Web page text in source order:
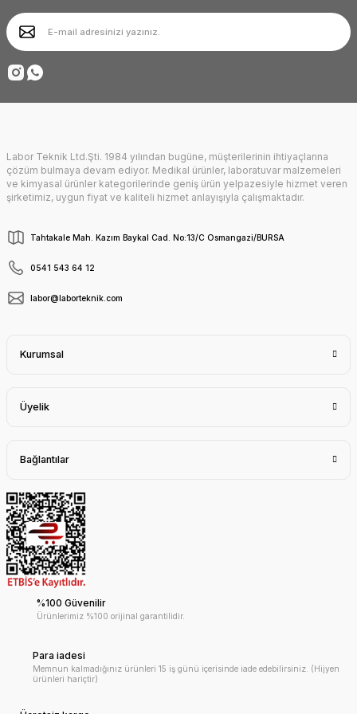
Ürün fiyatı diğer sitelerden daha pahalı.
Bu ürüne benzer farklı alternatifler olmalı.
Gönder
Deneyimini Paylaş
Labor Teknik Ltd.Şti. 1984 yılından bugüne, müşterilerinin ihtiyaçlarına
çözüm bulmaya devam ediyor. Medikal ürünler, laboratuvar malzemeleri
ve kimyasal ürünler kategorilerinde geniş ürün yelpazesiyle hizmet veren
şirketimiz, uygun fiyat ve kaliteli hizmet anlayışıyla çalışmaktadır.
Tahtakale Mah. Kazım Baykal Cad. No:13/C Osmangazi/BURSA
0541 543 64 12
labor@laborteknik.com
Kurumsal
Üyelik
Bağlantılar
%100 Güvenilir
Ürünlerimiz %100 orijinal garantilidir.
Para iadesi
Memnun kalmadığınız ürünleri 15 iş günü içerisinde iade edebilirsiniz. (Hijyen
ürünleri hariçtir)